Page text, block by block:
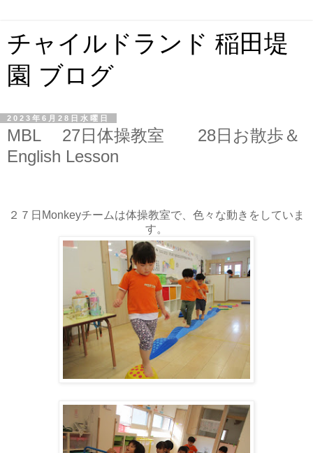
チャイルドランド 稲田堤
園 ブログ
2023年6月28日水曜日
MBL 27日体操教室 28日お散歩＆
English Lesson
２７日Monkeyチームは体操教室で、色々な動きをしていま
す。